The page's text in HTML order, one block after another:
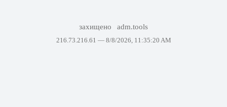
захищено adm.tools
216.73.216.61 — 8/8/2026, 11:35:20 AM